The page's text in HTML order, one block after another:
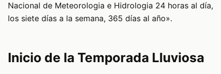
Nacional de Meteorologia e Hidrologia 24 horas al día,
los siete días a la semana, 365 días al año».
Inicio de la Temporada Lluviosa